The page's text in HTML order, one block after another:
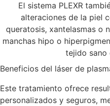
El sistema PLEXR
alteraciones de la piel
queratosis, xantelasmas o
manchas hipo o
tejido sano
Beneficios del láser de
Este tratamiento ofrece
personalizados y seguros,